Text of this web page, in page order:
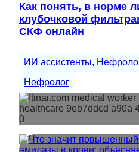
Как понять, в норме
клубочковой
СКФ онлайн
ИИ ассистенты,
Нефролог